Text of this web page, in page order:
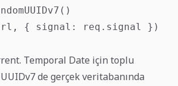
{ signal: req.signal })
Temporal Date için toplu
de gerçek veritabanında